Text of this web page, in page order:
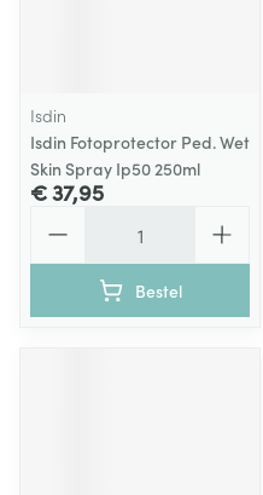
Isdin
Isdin Fotoprotector Ped. Wet
Skin Spray Ip50 250ml
€ 37,95
Bestel